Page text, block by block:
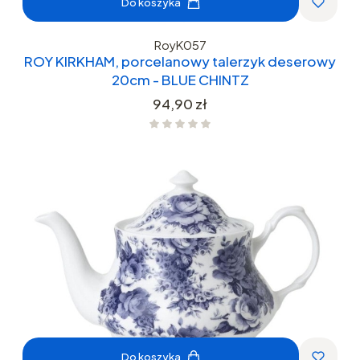
RoyK057
ROY KIRKHAM, porcelanowy talerzyk deserowy
20cm - BLUE CHINTZ
Cena
94,90 zł
Do koszyka